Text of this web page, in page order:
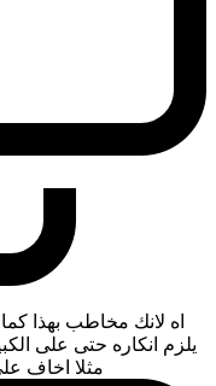
اه لانك مخاطب بهذا
يلزم انكاره حتى على
مثلا اخاف